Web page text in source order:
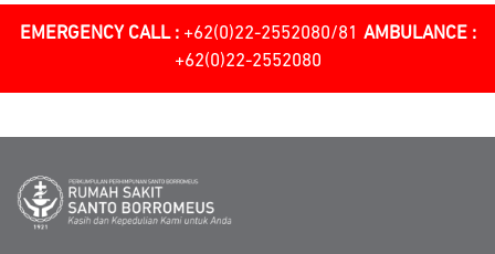
EMERGENCY CALL : +62(0)22-2552080/81 AMBULANCE :
+62(0)22-2552080